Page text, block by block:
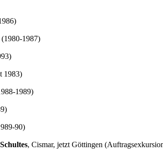
1987)
1983)
1989)
90)
, Cismar, jetzt Göttingen